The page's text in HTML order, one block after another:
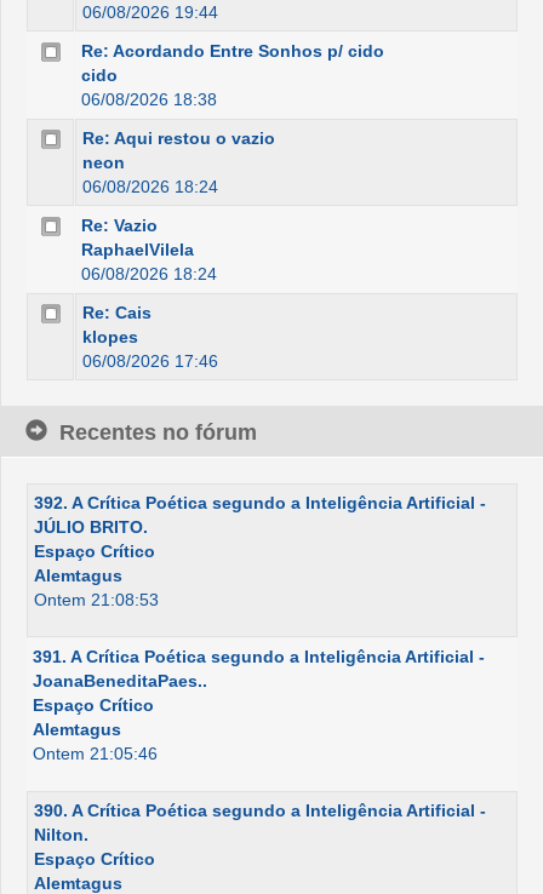
06/08/2026 19:44
Re: Acordando Entre Sonhos p/ cido
cido
06/08/2026 18:38
Re: Aqui restou o vazio
neon
06/08/2026 18:24
Re: Vazio
RaphaelVilela
06/08/2026 18:24
Re: Cais
klopes
06/08/2026 17:46
Recentes no fórum
392. A Crítica Poética segundo a Inteligência Artificial -
JÚLIO BRITO.
Espaço Crítico
Alemtagus
Ontem 21:08:53
391. A Crítica Poética segundo a Inteligência Artificial -
JoanaBeneditaPaes..
Espaço Crítico
Alemtagus
Ontem 21:05:46
390. A Crítica Poética segundo a Inteligência Artificial -
Nilton.
Espaço Crítico
Alemtagus